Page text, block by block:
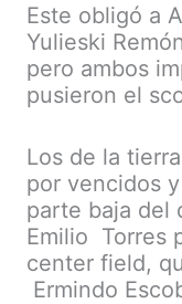
Este obligó a
Yulieski
pero ambos
pusieron el
Los de la
por vencidos
parte baja del
Emilio Torres
center field,
Ermindo